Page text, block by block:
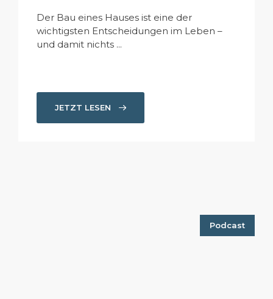
Der Bau eines Hauses ist eine der
wichtigsten Entscheidungen im Leben –
und damit nichts ...
JETZT LESEN
Podcast